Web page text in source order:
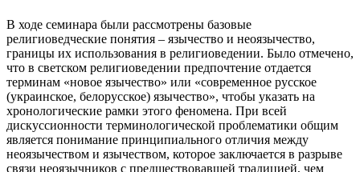
В ходе семинара были рассмотрены базовые
религиоведческие понятия – язычество и неоязычество,
границы их использования в религиоведении. Было отмечено,
что в светском религиоведении предпочтение отдается
терминам «новое язычество» или «современное русское
(украинское, белорусское) язычество», чтобы указать на
хронологические рамки этого феномена. При всей
дискуссионности терминологической проблематики общим
является понимание принципиального отличия между
неоязычеством и язычеством, которое заключается в разрыве
связи неоязычников с предшествовавшей традицией, чем